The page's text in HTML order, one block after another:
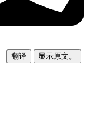
翻译 显示原文。